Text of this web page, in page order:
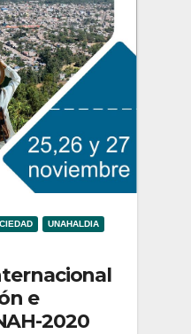
UNAHALDIA
e
2020